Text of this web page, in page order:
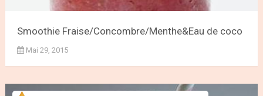
Smoothie Fraise/Concombre/Menthe&Eau de coco
Mai 29, 2015